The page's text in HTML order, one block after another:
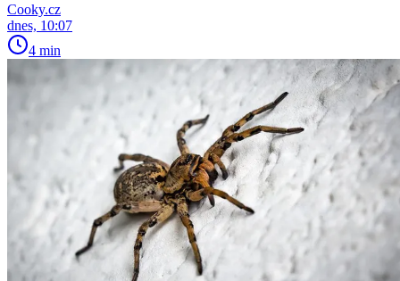
Cooky.cz
dnes, 10:07
4 min